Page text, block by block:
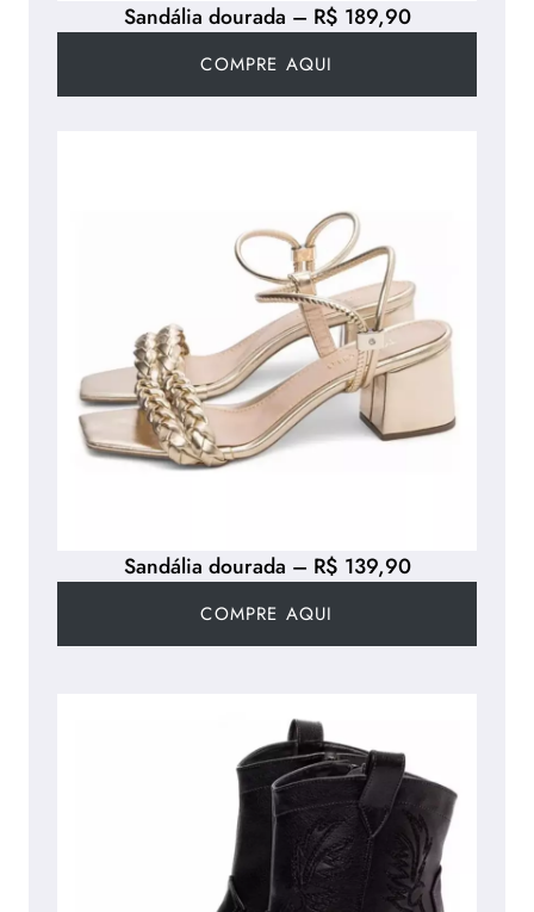
Sandália dourada – R$ 189,90
COMPRE AQUI
Sandália dourada – R$ 139,90
COMPRE AQUI